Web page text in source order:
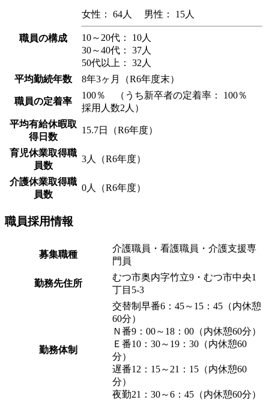
職員の構成
女性： 64人 男性： 15人
10～20代： 10人
30～40代： 37人
50代以上： 32人
平均勤続年数
8年3ヶ月（R6年度末）
職員の定着率
100％ （うち新卒者の定着率： 100％
採用人数2人）
平均有給休暇取
得日数
15.7日（R6年度）
育児休業取得職
員数
3人（R6年度）
介護休業取得職
員数
0人（R6年度）
職員採用情報
募集職種
介護職員・看護職員・介護支援専
門員
勤務先住所
むつ市奥内字竹立9・むつ市中央1
丁目5-3
勤務体制
交替制早番6：45～15：45（内休憩
60分）
Ｎ番9：00～18：00（内休憩60分）
Ｅ番10：30～19：30（内休憩60
分）
遅番12：15～21：15（内休憩60
分）
夜勤21：30～6：45（内休憩60分）